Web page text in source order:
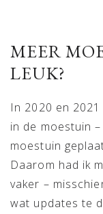
MEER
LEUK?
In 2020 en
in de moestuin
moestuin
Daarom had ik
vaker –
wat updates te